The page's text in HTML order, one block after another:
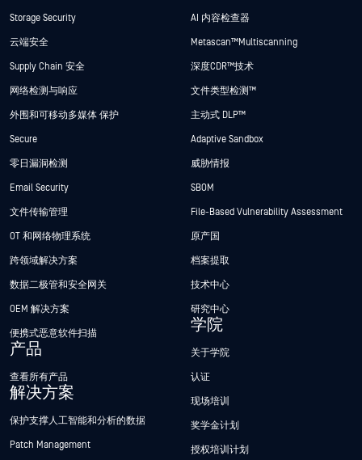
Storage Security
云端安全
Supply Chain 安全
网络检测与响应
外围和可移动多媒体 保护
Secure
零日漏洞检测
Email Security
文件传输管理
OT 和网络物理系统
跨领域解决方案
数据二极管和安全网关
OEM 解决方案
便携式恶意软件扫描
产品
查看所有产品
解决方案
保护支撑人工智能和分析的数据
Patch Management
AI 内容检查器
Metascan™ Multiscanning
深度CDR™技术
文件类型检测™
主动式 DLP™
Adaptive Sandbox
威胁情报
SBOM
File-Based Vulnerability Assessment
原产国
档案提取
技术中心
研究中心
学院
关于学院
认证
现场培训
奖学金计划
授权培训计划